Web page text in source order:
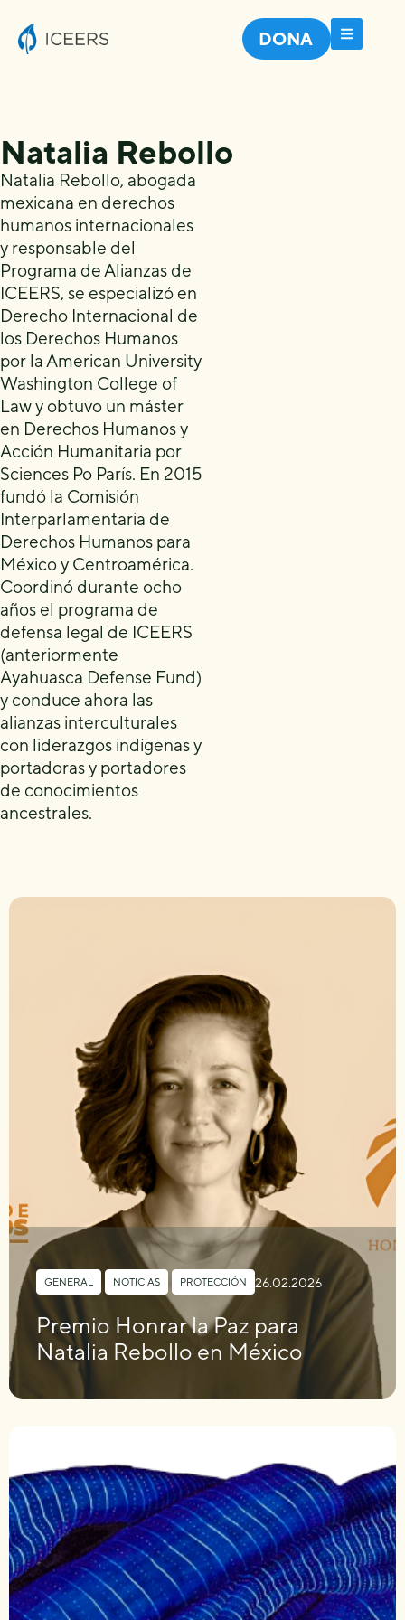
DONA
Natalia Rebollo
Natalia Rebollo, abogada
mexicana en derechos
humanos internacionales
y responsable del
Programa de Alianzas de
ICEERS, se especializó en
Derecho Internacional de
los Derechos Humanos
por la American University
Washington College of
Law y obtuvo un máster
en Derechos Humanos y
Acción Humanitaria por
Sciences Po París. En 2015
fundó la Comisión
Interparlamentaria de
Derechos Humanos para
México y Centroamérica.
Coordinó durante ocho
años el programa de
defensa legal de ICEERS
(anteriormente
Ayahuasca Defense Fund)
y conduce ahora las
alianzas interculturales
con liderazgos indígenas y
portadoras y portadores
de conocimientos
ancestrales.
GENERAL NOTICIAS PROTECCIÓN 26.02.2026
Premio Honrar la Paz para
Natalia Rebollo en México